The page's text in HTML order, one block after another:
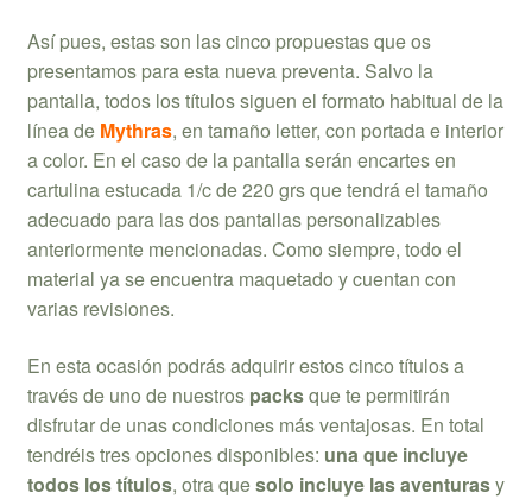
Así pues, estas son las cinco propuestas que os
presentamos para esta nueva preventa. Salvo la
pantalla, todos los títulos siguen el formato habitual de la
línea de Mythras, en tamaño letter, con portada e interior
a color. En el caso de la pantalla serán encartes en
cartulina estucada 1/c de 220 grs que tendrá el tamaño
adecuado para las dos pantallas personalizables
anteriormente mencionadas. Como siempre, todo el
material ya se encuentra maquetado y cuentan con
varias revisiones.
En esta ocasión podrás adquirir estos cinco títulos a
través de uno de nuestros packsque te permitirán
disfrutar de unas condiciones más ventajosas. En total
tendréis tres opciones disponibles: una que incluye
todos los títulos, otra quesolo incluye las aventurasy